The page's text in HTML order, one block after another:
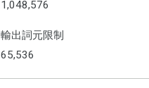
1,048,576
輸出詞元限制
65,536